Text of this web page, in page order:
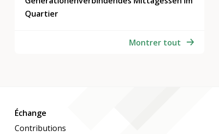
Quartier
Montrer tout
Échange
Contributions